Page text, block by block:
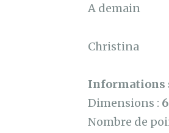
A demain
Christina
Informations
Dimensions :
Nombre de